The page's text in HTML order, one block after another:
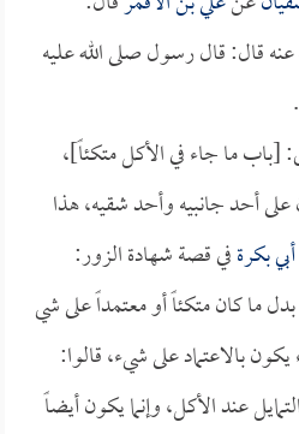
قال: قال رسول صلى الله عليه
[باب ما جاء في الأكل متكئاً]،
على أحد جانبيه وأحد شقيه، هذا
أبي بكرةفي قصة شهادة الزور:
ما كان متكئاً أو معتمداً على شي
بالاعتماد على شيء، قالوا:
عند الأكل، وإنما يكون أيضاً